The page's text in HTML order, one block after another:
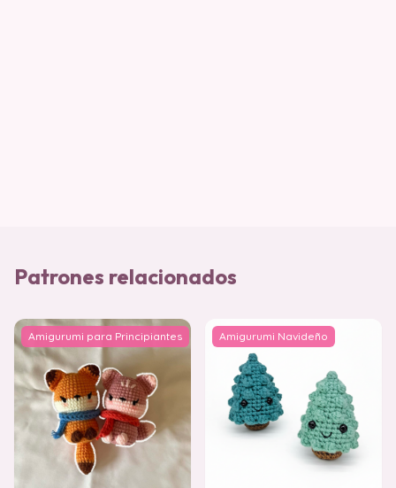
Patrones relacionados
Amigurumi para Principiantes Amigurumi Navideño